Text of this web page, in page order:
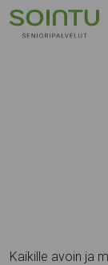
Hyppää sisältöön
Kaikille avoin ja